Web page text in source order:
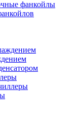
фанкойлы